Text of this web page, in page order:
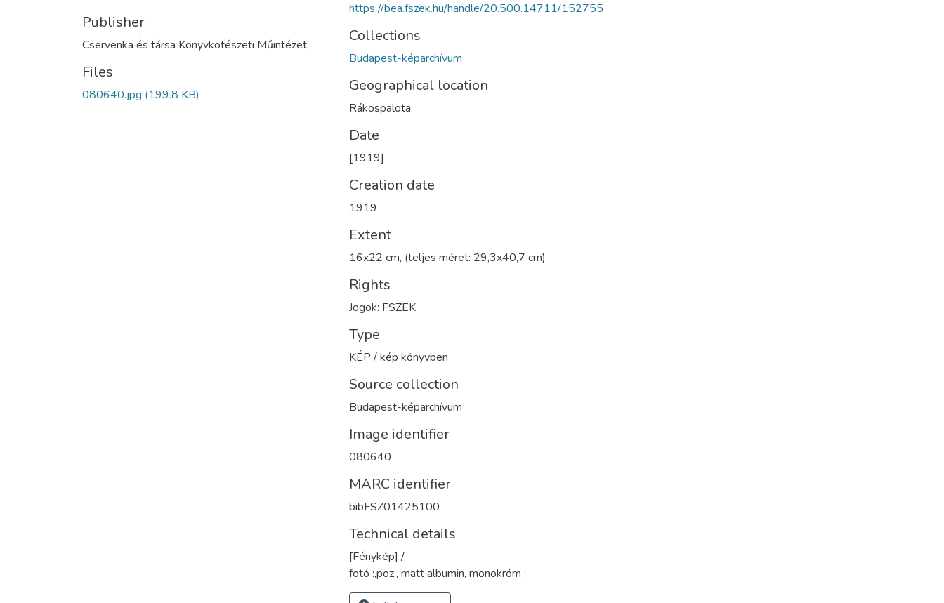
Publisher
Cservenka és társa Könyvkötészeti Műintézet,
Files
080640.jpg (199.8 KB)
https://bea.fszek.hu/handle/20.500.14711/152755
Collections
Budapest-képarchívum
Geographical location
Rákospalota
Date
[1919]
Creation date
1919
Extent
16x22 cm, (teljes méret: 29,3x40,7 cm)
Rights
Jogok: FSZEK
Type
KÉP / kép könyvben
Source collection
Budapest-képarchívum
Image identifier
080640
MARC identifier
bibFSZ01425100
Technical details
[Fénykép] /
fotó :,poz., matt albumin, monokróm ;